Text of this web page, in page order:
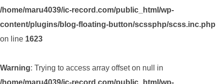
/home/maru4039/ic-record.com/public_html/wp-
content/plugins/blog-floating-button/scssphp/scss.inc.php
on line 1623
Warning: Trying to access array offset on null in
/home/maru4039/ic-record.com/public_html/wp-